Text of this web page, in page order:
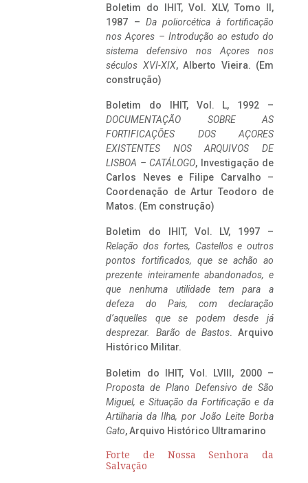
Boletim do IHIT, Vol. XLV, Tomo II,
1987 – Da poliorcética à fortificação
nos Açores – Introdução ao estudo do
sistema defensivo nos Açores nos
séculos XVI-XIX, Alberto Vieira. (Em
construção)
Boletim do IHIT, Vol. L, 1992 –
DOCUMENTAÇÃO SOBRE AS
FORTIFICAÇÕES DOS AÇORES
EXISTENTES NOS ARQUIVOS DE
LISBOA – CATÁLOGO, Investigação de
Carlos Neves e Filipe Carvalho –
Coordenação de Artur Teodoro de
Matos. (Em construção)
Boletim do IHIT, Vol. LV, 1997 –
Relação dos fortes, Castellos e outros
pontos fortificados, que se achão ao
prezente inteiramente abandonados, e
que nenhuma utilidade tem para a
defeza do Pais, com declaração
d’aquelles que se podem desde já
desprezar. Barão de Bastos. Arquivo
Histórico Militar.
Boletim do IHIT, Vol. LVIII, 2000 –
Proposta de Plano Defensivo de São
Miguel, e Situação da Fortificação e da
Artilharia da Ilha, por João Leite Borba
Gato, Arquivo Histórico Ultramarino
Forte de Nossa Senhora da
Salvação